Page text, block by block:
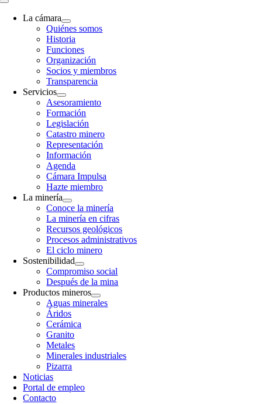
Toggle
NavigationLa cámara
Quiénes somos
Historia
Funciones
Organización
Socios y miembros
Transparencia
Servicios
Asesoramiento
Formación
Legislación
Catastro minero
Representación
Información
Agenda
Cámara Impulsa
Hazte miembro
La minería
Conoce la minería
La minería en cifras
Recursos geológicos
Procesos administrativos
El ciclo minero
Sostenibilidad
Compromiso social
Después de la mina
Productos mineros
Aguas minerales
Áridos
Cerámica
Granito
Metales
Minerales industriales
Pizarra
Noticias
Portal de empleo
Contacto